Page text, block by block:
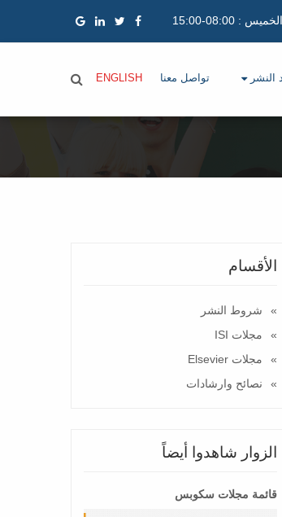
: 08:00-15:00
النشر تواصل معنا ENGLISH
الأقسام
شروط النشر
مجلات ISI
مجلات Elsevier
نصائح وارشادات
الزوار شاهدوا أيضاً
قائمة مجلات سكوبس